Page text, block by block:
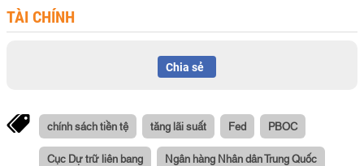
TÀI CHÍNH
Chia sẻ
chính sách tiền tệ tăng lãi suất Fed PBOC
Cục Dự trữ liên bang Ngân hàng Nhân dân Trung Quốc